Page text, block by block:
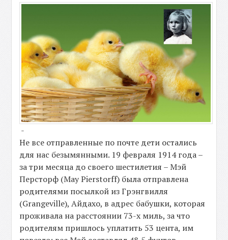
-
Не все отправленные по почте дети остались
для нас безымянными. 19 февраля 1914 года –
за три месяца до своего шестилетия – Мэй
Персторф (May Pierstorff) была отправлена
родителями посылкой из Грэнгвилля
(Grangeville), Айдахо, в адрес бабушки, которая
проживала на расстоянии 73-х миль, за что
родителям пришлось уплатить 53 цента, им